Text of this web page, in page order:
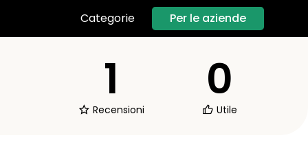
Categorie Per le aziende
1
Recensioni
0
Utile